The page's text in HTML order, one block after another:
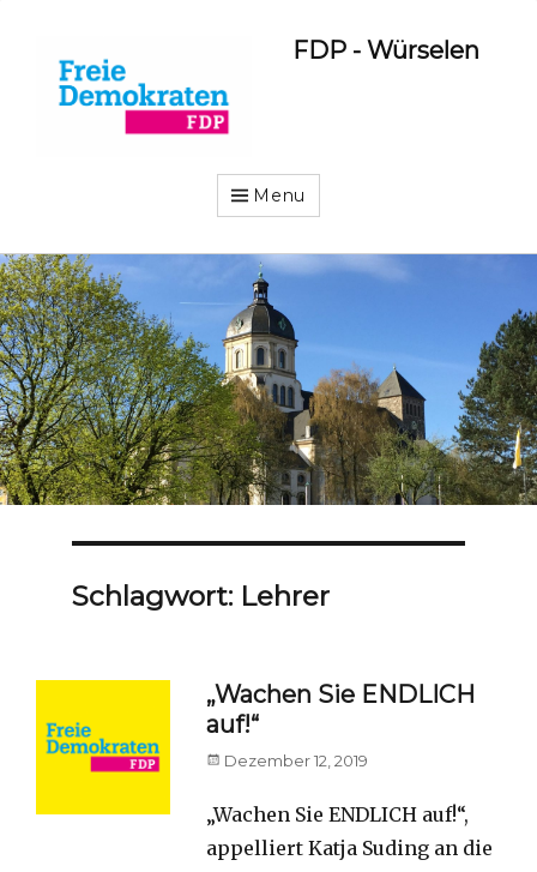
FDP - Würselen
Menu
Schlagwort: Lehrer
„Wachen Sie ENDLICH
auf!“
Posted
Dezember 12, 2019
„Wachen Sie ENDLICH auf!“,
appelliert Katja Suding an die